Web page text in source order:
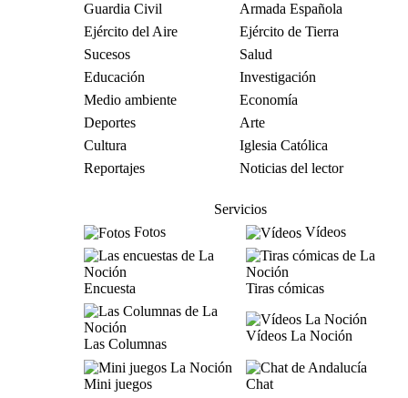
Guardia Civil
Armada Española
Ejército del Aire
Ejército de Tierra
Sucesos
Salud
Educación
Investigación
Medio ambiente
Economía
Deportes
Arte
Cultura
Iglesia Católica
Reportajes
Noticias del lector
Servicios
Fotos
Vídeos
Encuesta Tiras cómicas
Las Columnas
Vídeos La Noción
Mini juegos
Chat